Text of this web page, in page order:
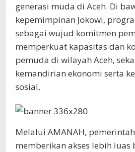
generasi muda di Aceh. Di
kepemimpinan Jokowi,
sebagai wujud komitmen
memperkuat kapasitas dan
pemuda di wilayah Aceh,
kemandirian ekonomi serta
sosial.
Melalui AMANAH,
memberikan akses lebih luas